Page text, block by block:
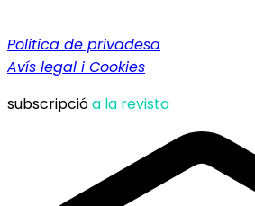
Política de privadesa
Avís legal i Cookies
subscripcióa la revista